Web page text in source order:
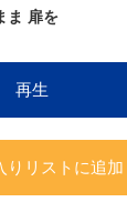
・ランキングな
情報をチェック
ま 扉を
再生
りリストに追加